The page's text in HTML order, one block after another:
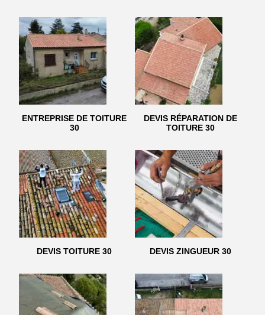
ENTREPRISE DE TOITURE
30
DEVIS RÉPARATION DE
TOITURE 30
DEVIS TOITURE 30 DEVIS ZINGUEUR 30